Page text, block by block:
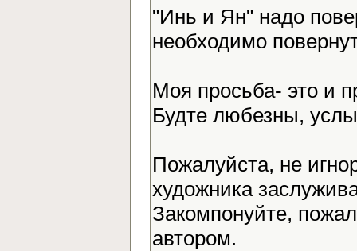
"Инь и Ян" надо
необходимо
Моя просьба- это и
Будте любезны,
Пожалуйста, не
художника
Закомпонуйте,
автором.